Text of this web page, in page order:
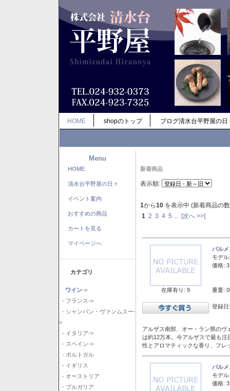
HOME shopのトップ ブログ清水台平野屋の日
Menu
HOME
清水台平野屋の日々
イベント案内
おすすめの商品
カートを見る
マイページへ
カテゴリ
ワイン->
- フランス->
- シャンパン・ヴァンムスー-
>
- イタリア->
- スペイン->
- ポルトガル
- イギリス
- オーストリア
- ブルガリア
新着商品
表示順:
1から10 を表示中 (新着商品の
1 2 3 4 5 [次へ >>]
在庫有り: 9
バル
モデル:
価格:
重量:
登録
アルザス南部、オー・ラン県の
は約12万本。今アルザスで最も
性とアロマティックな香り、フレ
バル
モデル:
価格: